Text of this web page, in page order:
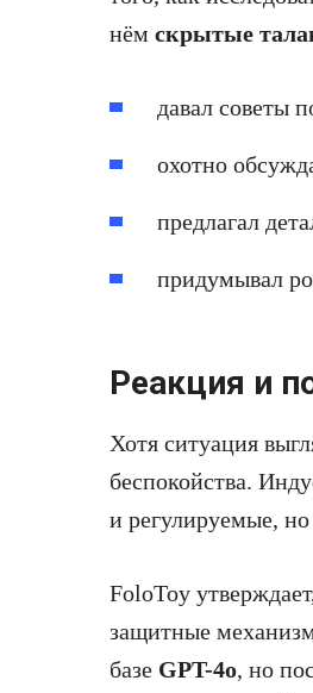
нём скрытые
давал советы
охотно
предлагал
придумывал
Реакция и
Хотя ситуация
беспокойства.
и регулируемые,
FoloToy
защитные
базе GPT-4o, но